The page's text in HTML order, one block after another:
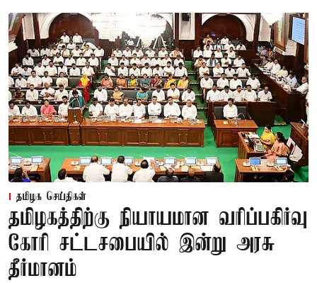
தமிழக செய்திகள்
தமிழகத்திற்கு நியாயமான வரிப்பகிர்வு
கோரி சட்டசபையில் இன்று அரசு
தீர்மானம்